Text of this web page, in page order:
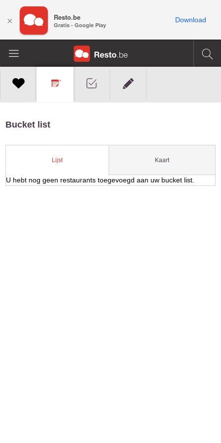
Bucket list
Lijst Kaart
U hebt nog geen restaurants toegevoegd aan uw bucket list.
× Resto.be
Gratis - Google Play
Download